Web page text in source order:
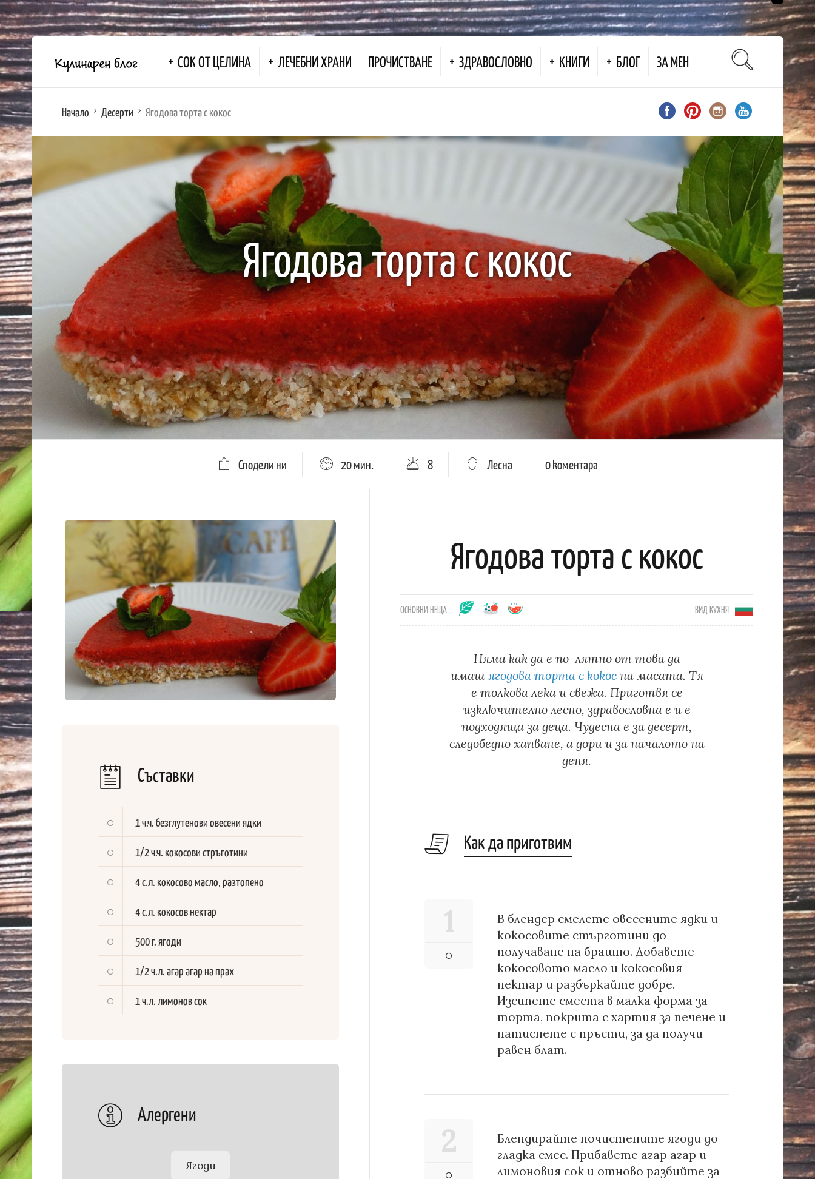
СОК ОТ ЦЕЛИНА ЛЕЧЕБНИ ХРАНИ ПРОЧИСТВАНЕ ЗДРАВОСЛОВНО КНИГИ БЛОГ ЗА МЕН
Начало Десерти Ягодова торта с кокос
Ягодова торта с кокос
Сподели ни 20 мин. 8 Лесна 0 kоментара
Съставки
1 ч.ч. безглутенови овесени ядки
1/2 ч.ч. кокосови стръготини
4 с.л. кокосово масло, разтопено
4 с.л. кокосов нектар
500 г. ягоди
1/2 ч.л. агар агар на прах
1 ч.л. лимонов сок
Алергени
Ягоди
Ягодова торта с кокос
ОСНОВНИ НЕЩА ВИД КУХНЯ
Няма как да е по-лятно от това да
имаш ягодова торта с кокосна масата. Тя
е толкова лека и свежа. Приготвя се
изключително лесно, здравословна е и е
подходяща за деца. Чудесна е за десерт,
следобедно хапване, а дори и зa началото на
деня.
Как да приготвим
1
В блендер смелете овесените ядки и
кокосовите стърготини до
получаване на брашно. Добавете
кокосовото масло и кокосовия
нектар и разбъркайте добре.
Изсипете сместа в малка форма за
торта, покрита с хартия за печене и
натиснете с пръсти, за да получи
равен блат.
2
Блендирайте почистените ягоди до
гладка смес. Прибавете агар агар и
лимоновия сок и отново разбийте за